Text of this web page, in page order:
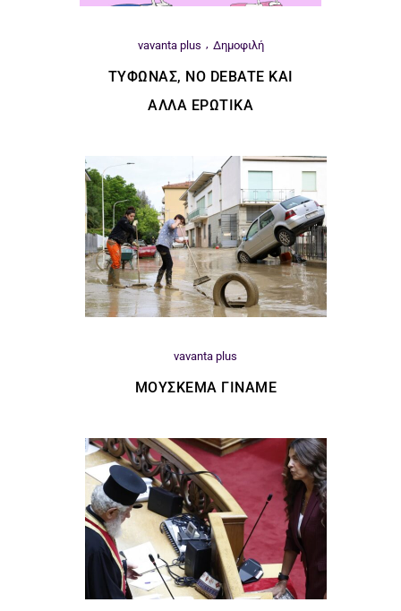
vavanta plus Δημοφιλή
ΤΥΦΏΝΑΣ, ΝΟ DEBATE ΚΑΙ
ΆΛΛΑ ΕΡΩΤΙΚΆ
vavanta plus
ΜΟΎΣΚΕΜΑ ΓΊΝΑΜΕ